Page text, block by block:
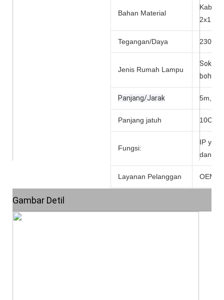
Bahan Material
Kabel
Tegangan/Daya 230v,
Jenis Rumah Lampu
Soket
Panjang/Jarak
Panjang jatuh 10Cm
Fungsi:
IP
dan
Layanan Pelanggan
Gambar Detil